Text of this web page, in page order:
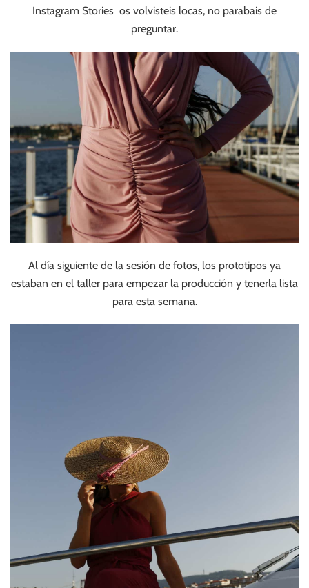
Instagram Stories os volvisteis locas, no parabais de
preguntar.
Al día siguiente de la sesión de fotos, los prototipos ya
estaban en el taller para empezar la producción y tenerla lista
para esta semana.